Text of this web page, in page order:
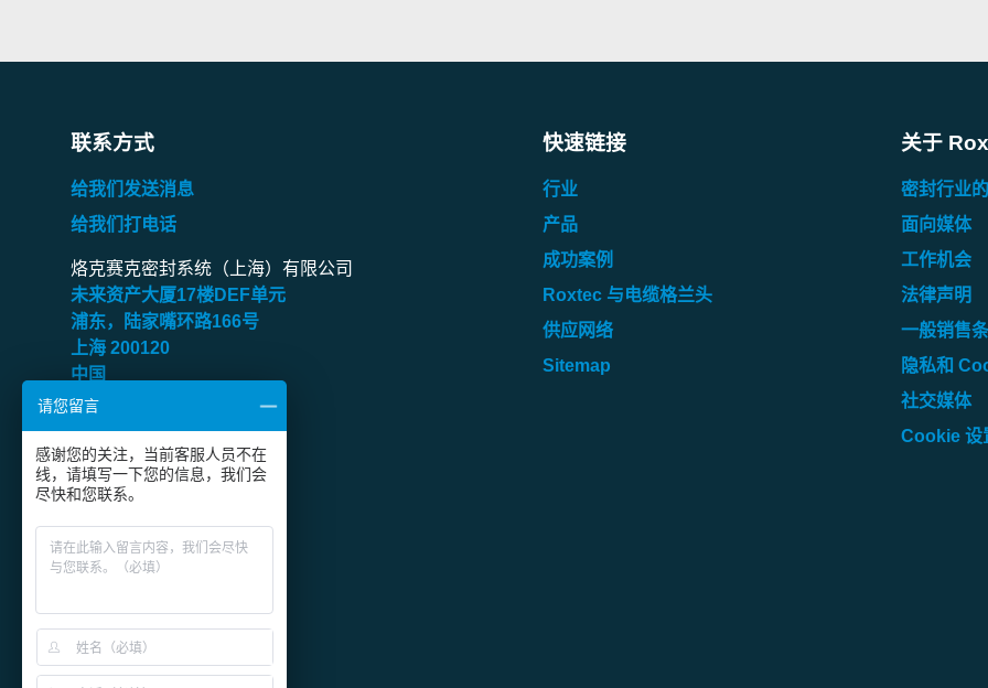
联系方式
给我们发送消息
给我们打电话
烙克赛克密封系统（上海）有限公司
未来资产大厦17楼DEF单元
浦东，陆家嘴环路166号
上海 200120
中国
关注烙克赛克微信公众号
沪ICP备2024049238号
快速链接
行业
产品
成功案例
Roxtec 与电缆格兰头
供应网络
Sitemap
关于
密封行业
面向媒体
工作机会
法律声明
一般销售
隐私和
社交媒体
Cookie 设
请您留言
感谢您的关注，当前客服人员不在
线，请填写一下您的信息，我们会
尽快和您联系。